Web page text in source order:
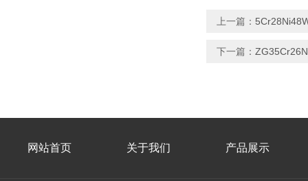
上一篇：
下一篇：
网站首页 关于我们 产品展示